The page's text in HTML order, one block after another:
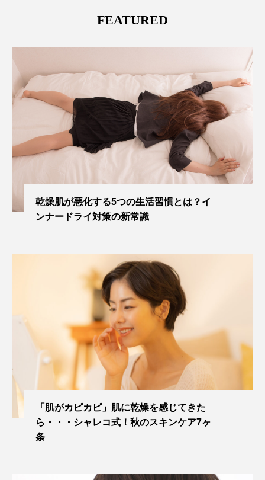
FEATURED
乾燥肌が悪化する5つの生活習慣とは？イ
ンナードライ対策の新常識
「肌がカピカピ」肌に乾燥を感じてきた
ら・・・シャレコ式！秋のスキンケア7ヶ
条